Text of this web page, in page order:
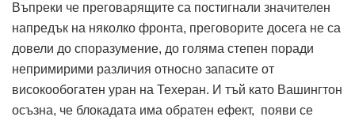
Въпреки че преговарящите са постигнали значителен
напредък на няколко фронта, преговорите досега не са
довели до споразумение, до голяма степен поради
непримирими различия относно запасите от
високообогатен уран на Техеран. И тъй като Вашингтон
осъзна, че блокадата има обратен ефект, появи се